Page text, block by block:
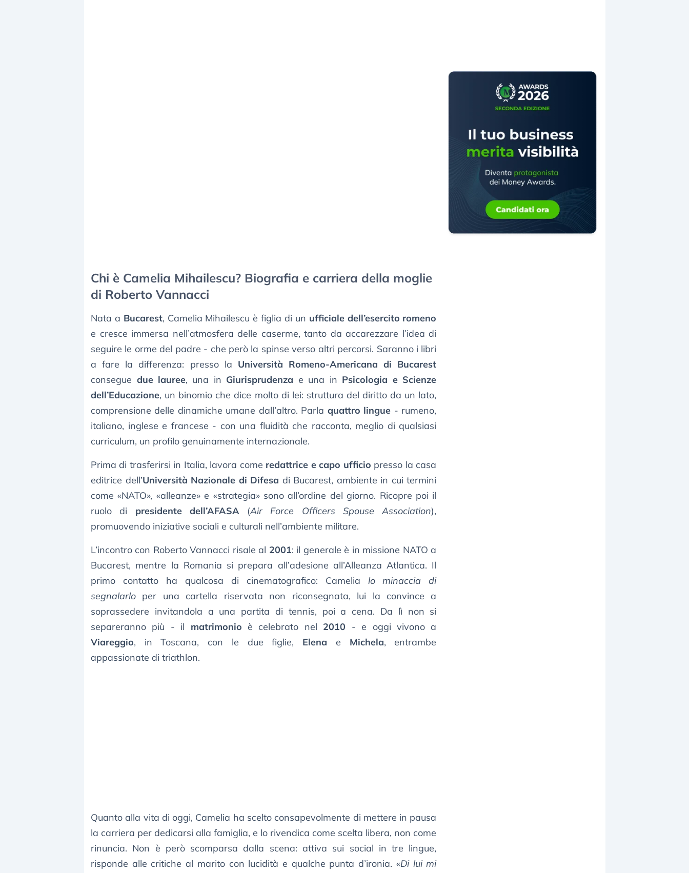
Chi è Camelia Mihailescu? Biografia e carriera della moglie
di Roberto Vannacci
Nata a Bucarest, Camelia Mihailescu è figlia di un ufficiale dell’esercito romeno
e cresce immersa nell’atmosfera delle caserme, tanto da accarezzare l’idea di
seguire le orme del padre - che però la spinse verso altri percorsi. Saranno i libri
a fare la differenza: presso la Università Romeno-Americana di Bucarest
consegue due lauree, una in Giurisprudenza e una in Psicologia e Scienze
dell’Educazione, un binomio che dice molto di lei: struttura del diritto da un lato,
comprensione delle dinamiche umane dall’altro. Parla quattro lingue - rumeno,
italiano, inglese e francese - con una fluidità che racconta, meglio di qualsiasi
curriculum, un profilo genuinamente internazionale.
Prima di trasferirsi in Italia, lavora come redattrice e capo ufficio presso la casa
editrice dell’Università Nazionale di Difesa di Bucarest, ambiente in cui termini
come «NATO», «alleanze» e «strategia» sono all’ordine del giorno. Ricopre poi il
ruolo di presidente dell’AFASA(Air Force Officers Spouse Association),
promuovendo iniziative sociali e culturali nell’ambiente militare.
L’incontro con Roberto Vannacci risale al 2001: il generale è in missione NATO a
Bucarest, mentre la Romania si prepara all’adesione all’Alleanza Atlantica. Il
primo contatto ha qualcosa di cinematografico: Camelia lo minaccia di
segnalarlo per una cartella riservata non riconsegnata, lui la convince a
soprassedere invitandola a una partita di tennis, poi a cena. Da lì non si
separeranno più - il matrimonio è celebrato nel 2010 - e oggi vivono a
Viareggio, in Toscana, con le due figlie, Elena e Michela, entrambe
appassionate di triathlon.
Quanto alla vita di oggi, Camelia ha scelto consapevolmente di mettere in pausa
la carriera per dedicarsi alla famiglia, e lo rivendica come scelta libera, non come
rinuncia. Non è però scomparsa dalla scena: attiva sui social in tre lingue,
risponde alle critiche al marito con lucidità e qualche punta d’ironia. «Di lui mi